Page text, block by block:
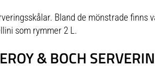
Bland de mönstrade finns
som rymmer 2 L.
& BOCH